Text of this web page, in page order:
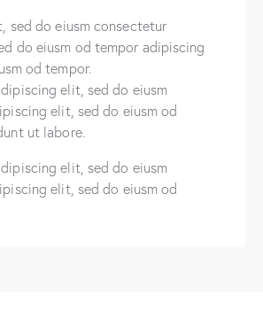
sed do eiusm consectetur
do eiusm od tempor adipiscing
od tempor.
elit, sed do eiusm
elit, sed do eiusm od
ut labore.
elit, sed do eiusm
elit, sed do eiusm od